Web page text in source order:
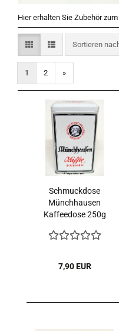
Hier erhalten Sie Zubehör
Sortieren
Sortieren
1 2 »
Schmuckdose
Münchhausen
Kaffeedose 250g
7,90 EUR